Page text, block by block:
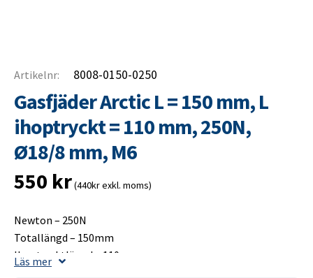
Artikelnr: 8008-0150-0250
Gasfjäder Arctic L = 150 mm, L
ihoptryckt = 110 mm, 250N,
Ø18/8 mm, M6
550 kr(440kr exkl. moms)
Newton – 250N
Totallängd – 150mm
Ihoptrycktlängd – 110mm
Läs mer